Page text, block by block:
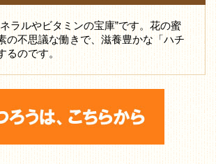
ラルやビタミンの宝庫”です。花の蜜
の不思議な働きで、滋養豊かな「ハチ
るのです。